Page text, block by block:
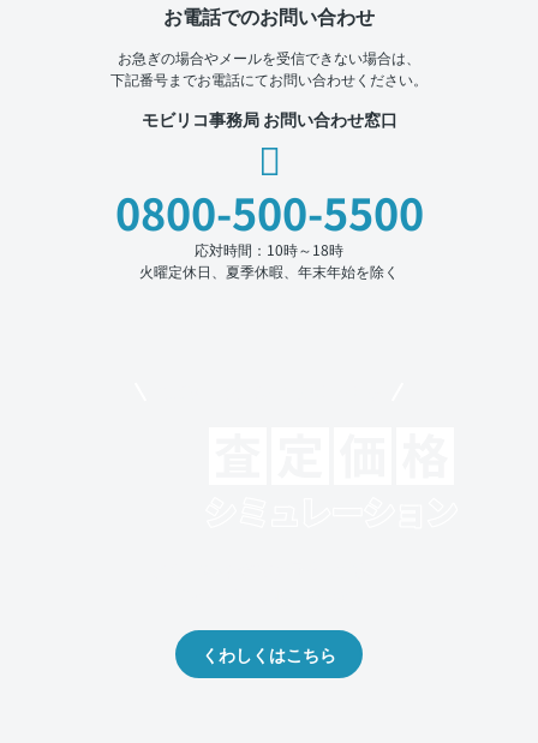
お電話でのお問い合わせ
お急ぎの場合やメールを受信できない場合は、
下記番号までお電話にてお問い合わせください。
モビリコ事務局 お問い合わせ窓口
0800-500-5500
応対時間：10時～18時
火曜定休日、夏季休暇、年末年始を除く
くわしくはこちら